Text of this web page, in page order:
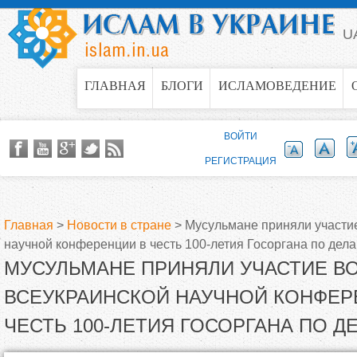
Jump to navigation
ГЛАВНАЯ БЛОГИ ИСЛАМОВЕДЕНИЕ
В
ы
з
Главная > Новости в стране > Мусульмане приняли
научной конференции в честь 100-летия Госоргана по
МУСУЛЬМАНЕ ПРИНЯЛИ УЧАСТИЕ
ВСЕУКРАИНСКОЙ НАУЧНОЙ
ЧЕСТЬ 100-ЛЕТИЯ ГОСОРГАНА ПО
ВОЙТИ
РЕГИСТРАЦИЯ